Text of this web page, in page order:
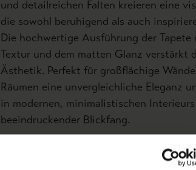
und detailreichen Falten kreieren eine
die sowohl beruhigend als auch
Die hochwertige Ausführung der
Textur und dem matten Glanz verstärkt
Ästhetik. Perfekt für großflächige
Räumen eine unvergleichliche Eleganz
in modernen, minimalistischen
beeindruckender Blickfang.